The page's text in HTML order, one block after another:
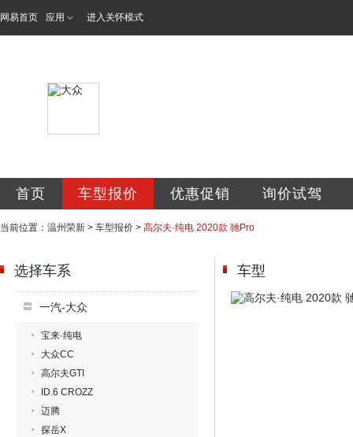
网易首页 应用 进入关怀模式
首页 车型报价 优惠促销 询价试驾
当前位置： 温州荣新 > 车型报价 > 高尔夫·纯电 2020款 驰Pro
选择车系
一汽-大众
宝来·纯电
大众CC
高尔夫GTI
ID.6 CROZZ
迈腾
探岳X
车型